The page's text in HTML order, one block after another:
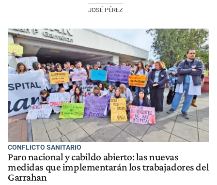
JOSÉ PÉREZ
CONFLICTO SANITARIO
Paro nacional y cabildo abierto: las nuevas
medidas que implementarán los trabajadores del
Garrahan